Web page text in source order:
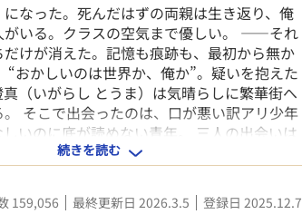
になった。死んだはずの両親は生き返り、俺
がいる。クラスの空気まで優しい。 ――それ
けが消えた。記憶も痕跡も、最初から無か
“おかしいのは世界か、俺か”。疑いを抱えた
真（いがらし とうま）は気晴らしに繁華街へ
そこで出会ったのは、口が悪い訳アリ少年
しいのに底が読めない青年。 三人の出会いは
ながっていく。想いも記憶も書き換える「誰
世界の“理想”をゆっくり剥がしていく――洗
BL。 ------------------------------- フリーBLゲ
した「BL男子の日常～消失点D～稚魚と寄り
続きを読む
159,056 最終更新日 2026.3.5 登録日 2025.12.7